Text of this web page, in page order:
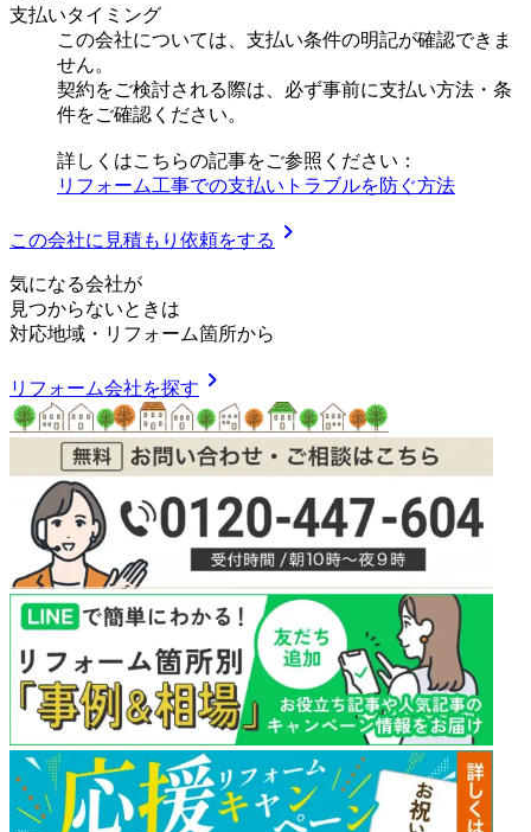
支払いタイミング
この会社については、支払い条件の明記が確認できま
せん。
契約をご検討される際は、必ず事前に支払い方法・条
件をご確認ください。
詳しくはこちらの記事をご参照ください：
リフォーム工事での支払いトラブルを防ぐ方法
この会社に見積もり依頼をする chevron_right
気になる会社が
見つからないときは
対応地域 ・ リフォーム箇所から
リフォーム会社を探す chevron_right